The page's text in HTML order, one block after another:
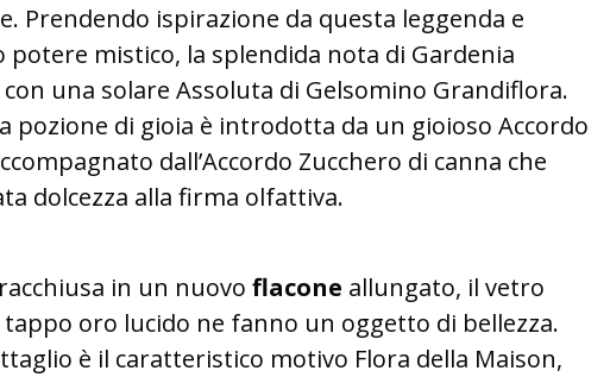
Prendendo ispirazione da questa leggenda e
potere mistico, la splendida nota di Gardenia
una solare Assoluta di Gelsomino Grandiflora.
pozione di gioia è introdotta da un gioioso Accordo
dall’Accordo Zucchero di canna che
dolcezza alla firma olfattiva.
in un nuovo flacone allungato, il vetro
tappo oro lucido ne fanno un oggetto di bellezza.
è il caratteristico motivo Flora della Maison,